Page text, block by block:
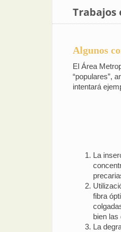
Trabajos
Algunos
El Área
“populares”,
intentará
La
fibra
bien las
La